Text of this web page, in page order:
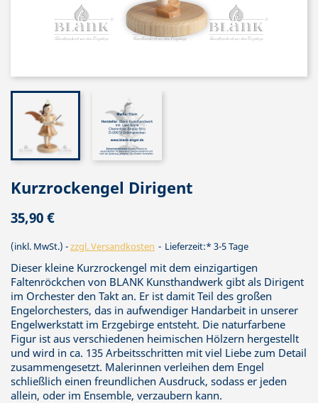
Kurzrockengel Dirigent
35,90 €
(inkl. MwSt.) zzgl. Versandkosten Lieferzeit:* 3-5 Tage
Dieser kleine Kurzrockengel mit dem einzigartigen
Faltenröckchen von BLANK Kunsthandwerk gibt als Dirigent
im Orchester den Takt an. Er ist damit Teil des großen
Engelorchesters, das in aufwendiger Handarbeit in unserer
Engelwerkstatt im Erzgebirge entsteht. Die naturfarbene
Figur ist aus verschiedenen heimischen Hölzern hergestellt
und wird in ca. 135 Arbeitsschritten mit viel Liebe zum Detail
zusammengesetzt. Malerinnen verleihen dem Engel
schließlich einen freundlichen Ausdruck, sodass er jeden
allein, oder im Ensemble, verzaubern kann.